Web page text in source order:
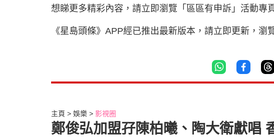
想睇更多精彩內容，請立即瀏覽「區區有申訴」活動專
《星島頭條》APP經已推出最新版本，請立即更新，瀏
主頁 娛樂 影視圈
鄭俊弘加盟孖陳柏曦、陶大衛獻唱